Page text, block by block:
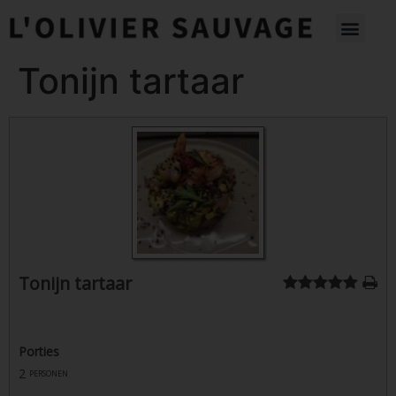
Tonijn tartaar
Tonijn tartaar
Porties
2 personen